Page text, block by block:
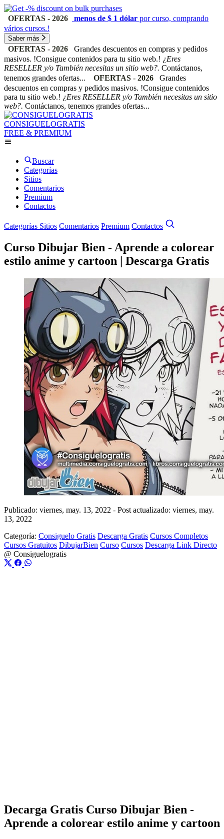
OFERTAS - 2026 menos de $ 1 dólar por curso, comprando
vários cursos.!
Saber más
OFERTAS - 2026
Grandes descuentos en compras y pedidos
masivos. !Consigue contenidos para tu sitio web.! ¿Eres
RESELLER y/o También necesitas un sitio web?. Contáctanos,
tenemos grandes ofertas...
OFERTAS - 2026
Grandes
descuentos en compras y pedidos masivos. !Consigue contenidos
para tu sitio web.! ¿Eres RESELLER y/o También necesitas un sitio
web?. Contáctanos, tenemos grandes ofertas...
CONSIGUELOGRATIS
FREE & PREMIUM
Buscar
Categorías
Sitios
Comentarios
Premium
Contactos
Categorías Sitios Comentarios Premium Contactos
Curso Dibujar Bien - Aprende a colorear
estilo anime y cartoon | Descarga Gratis
Publicado: viernes, may. 13, 2022 - Post actualizado: viernes, may.
13, 2022
Categoría: Consiguelo Gratis Descarga Gratis Cursos Completos
Cursos Gratuitos DibujarBien Curso Cursos Descarga Link Directo
@ Consiguelogratis
Decarga Gratis Curso Dibujar Bien -
Aprende a colorear estilo anime y cartoon